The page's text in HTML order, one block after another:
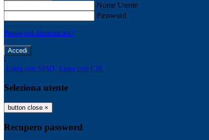
Nome Utente
Password
Password dimenticata?
-
Entra con SPID Entra con CIE
Seleziona utente
button close ×
Recupero password